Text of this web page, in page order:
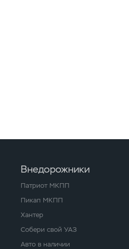
Внедорожники
Патриот МКПП
Пикап МКПП
Хантер
Собери свой УАЗ
Авто в наличии